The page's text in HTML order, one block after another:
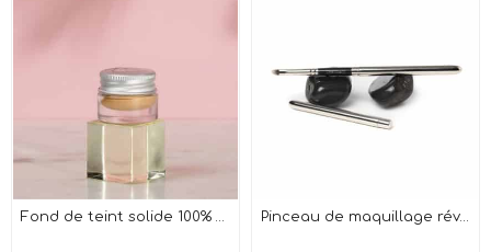
Fond de teint solide 100% naturel – Rougeurs-cernes-imperfections – Pinceau de maquillage réversible fabrication française- lèvres & teint